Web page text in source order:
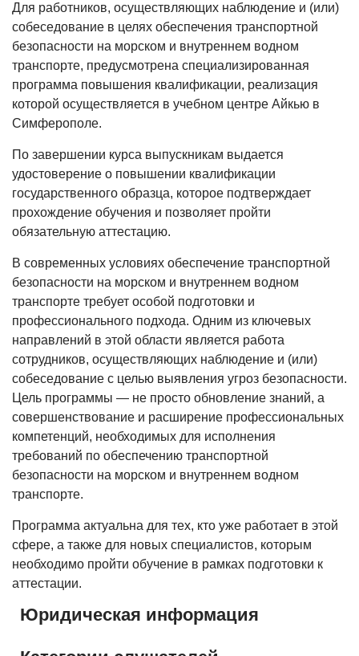
Для работников, осуществляющих наблюдение и (или)
собеседование в целях обеспечения транспортной
безопасности на морском и внутреннем водном
транспорте, предусмотрена специализированная
программа повышения квалификации, реализация
которой осуществляется в учебном центре Айкью в
Симферополе.
По завершении курса выпускникам выдается
удостоверение о повышении квалификации
государственного образца, которое подтверждает
прохождение обучения и позволяет пройти
обязательную аттестацию.
В современных условиях обеспечение транспортной
безопасности на морском и внутреннем водном
транспорте требует особой подготовки и
профессионального подхода. Одним из ключевых
направлений в этой области является работа
сотрудников, осуществляющих наблюдение и (или)
собеседование с целью выявления угроз безопасности.
Цель программы — не просто обновление знаний, а
совершенствование и расширение профессиональных
компетенций, необходимых для исполнения
требований по обеспечению транспортной
безопасности на морском и внутреннем водном
транспорте.
Программа актуальна для тех, кто уже работает в этой
сфере, а также для новых специалистов, которым
необходимо пройти обучение в рамках подготовки к
аттестации.
Юридическая информация